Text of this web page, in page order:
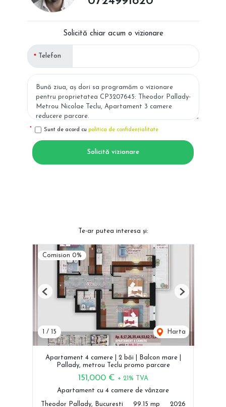
Solicită chiar acum o vizionare
Telefon
Sunt de acord cu politica de confidențialitate
Solicită vizionare
Te-ar putea interesa și:
Comision 0%
/ 15 Harta
Previous Next
Apartament 4 camere | 2 băi | Balcon mare |
Pallady, metrou Teclu promo parcare
151,000 € + 21% TVA
Apartament cu 4 camere de vânzare
Theodor Pallady, Bucuresti 99.15 mp 2026